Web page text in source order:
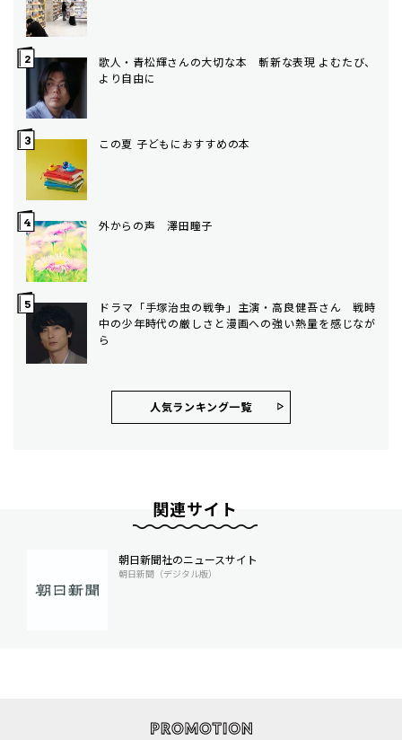
歌人・青松輝さんの大切な本 斬新な表現 よむたび、
より自由に
この夏 子どもにおすすめの本
外からの声 澤田瞳子
ドラマ「手塚治虫の戦争」主演・高良健吾さん 戦時
中の少年時代の厳しさと漫画への強い熱量を感じなが
ら
人気ランキング⼀覧
関連サイト
朝日新聞社のニュースサイト
朝日新聞（デジタル版）